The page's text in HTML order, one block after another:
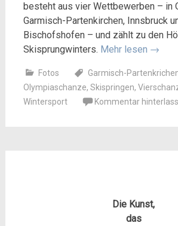
besteht aus vier Wettbewerben – in
Garmisch-Partenkirchen, Innsbruck
Bischofshofen – und zählt zu den
Skisprungwinters. Mehr lesen →
Fotos Garmisch-
Olympiaschanze, Skispringen,
Wintersport
Kommentar
Die Kunst,
das